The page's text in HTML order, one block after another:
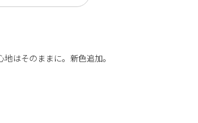
地はそのままに。新色追加。